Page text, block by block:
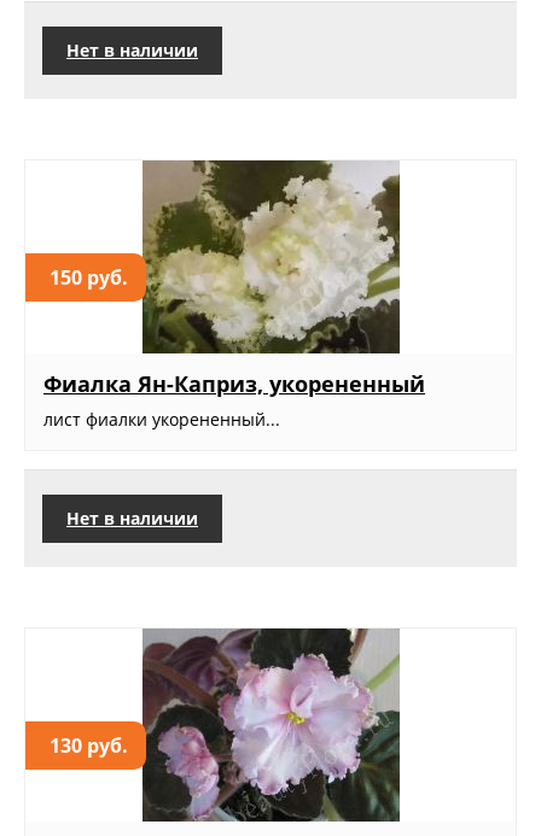
Нет в наличии
150 руб.
Фиалка Ян-Каприз, укорененный
лист фиалки укорененный...
Нет в наличии
130 руб.